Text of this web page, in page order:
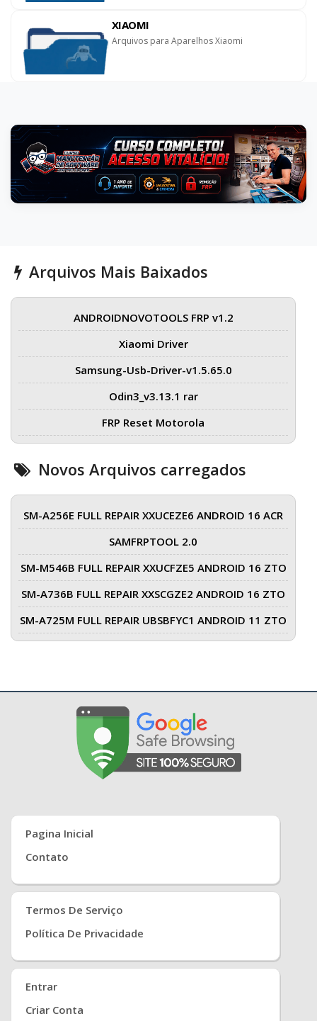
XIAOMI
Arquivos para Aparelhos Xiaomi
Arquivos Mais Baixados
ANDROIDNOVOTOOLS FRP v1.2
Xiaomi Driver
Samsung-Usb-Driver-v1.5.65.0
Odin3_v3.13.1 rar
FRP Reset Motorola
Novos Arquivos carregados
SM-A256E FULL REPAIR XXUCEZE6 ANDROID 16 ACR
SAMFRPTOOL 2.0
SM-M546B FULL REPAIR XXUCFZE5 ANDROID 16 ZTO
SM-A736B FULL REPAIR XXSCGZE2 ANDROID 16 ZTO
SM-A725M FULL REPAIR UBSBFYC1 ANDROID 11 ZTO
Pagina Inicial
Contato
Termos De Serviço
Política De Privacidade
Entrar
Criar Conta